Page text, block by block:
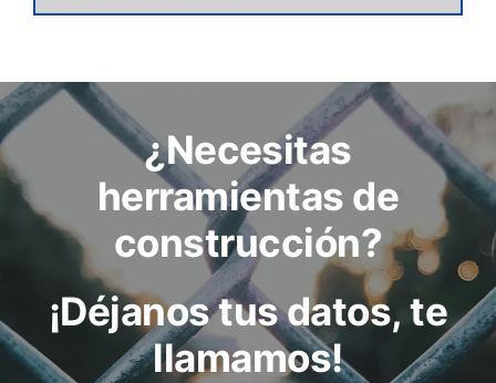
¿Necesitas
herramientas de
construcción?
¡Déjanos tus datos, te
llamamos!